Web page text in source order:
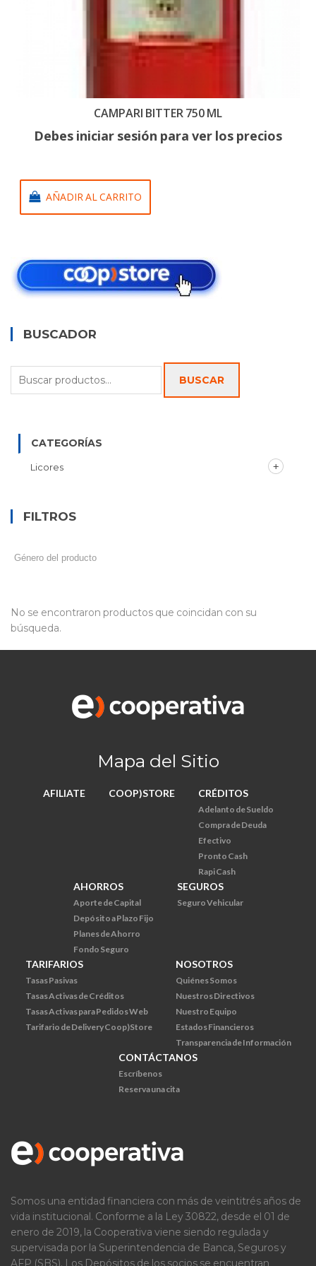
CAMPARI BITTER 750 ML
Debes iniciar sesión para ver los precios
AÑADIR AL CARRITO
No se encontraron productos que coincidan con su
búsqueda.
BUSCADOR
Buscar
por:
BUSCAR
CATEGORÍAS
Licores
FILTROS
Mapa del Sitio
AFILIATE COOP)STORE CRÉDITOS
Adelanto de Sueldo
Compra de Deuda
Efectivo
Pronto Cash
Rapi Cash
AHORROS
Aporte de Capital
Depósito a Plazo Fijo
Planes de Ahorro
Fondo Seguro
SEGUROS
Seguro Vehicular
TARIFARIOS
Tasas Pasivas
Tasas Activas de Créditos
Tasas Activas para Pedidos Web
Tarifario de Delivery Coop)Store
NOSOTROS
Quiénes Somos
Nuestros Directivos
Nuestro Equipo
Estados Financieros
Transparencia de Información
CONTÁCTANOS
Escríbenos
Reserva una cita
Somos una entidad financiera con más de veintitrés años de
vida institucional. Conforme a la Ley 30822, desde el 01 de
enero de 2019, la Cooperativa viene siendo regulada y
supervisada por la Superintendencia de Banca, Seguros y
AFP (SBS). Los Depósitos de los socios se encuentran